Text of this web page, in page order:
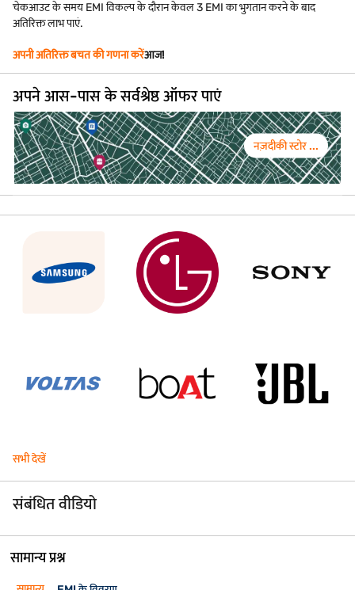
चेकआउट के समय EMI विकल्प के दौरान केवल 3 EMI का भुगतान करने के बाद
अतिरिक्त लाभ पाएं.
अपनी अतिरिक्त बचत की गणना करेंआज!
अपने आस-पास के सर्वश्रेष्ठ ऑफर पाएं
नज़दीकी स्टोर ...
सभी देखें
संबंधित वीडियो
सामान्य प्रश्न